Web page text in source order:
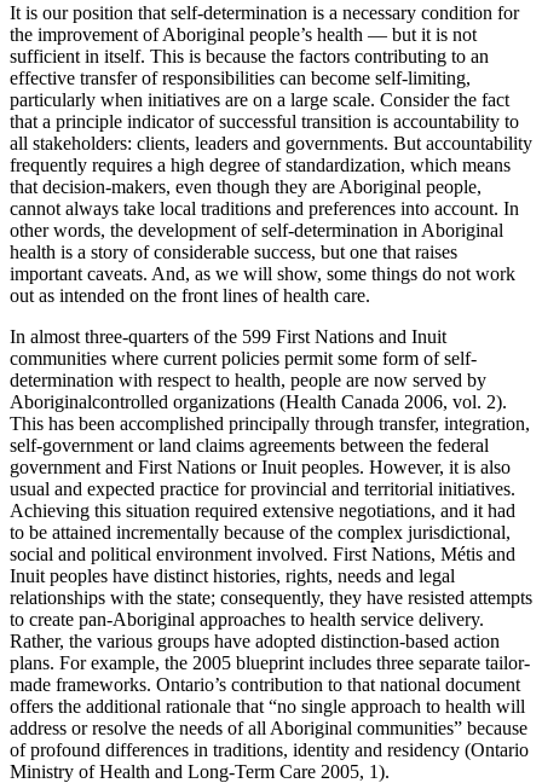
It is our position that self-determination is a necessary condition for
the improvement of Aboriginal people’s health — but it is not
sufficient in itself. This is because the factors contributing to an
effective transfer of responsibilities can become self-limiting,
particularly when initiatives are on a large scale. Consider the fact
that a principle indicator of successful transition is accountability to
all stakeholders: clients, leaders and governments. But accountability
frequently requires a high degree of standardization, which means
that decision-makers, even though they are Aboriginal people,
cannot always take local traditions and preferences into account. In
other words, the development of self-determination in Aboriginal
health is a story of considerable success, but one that raises
important caveats. And, as we will show, some things do not work
out as intended on the front lines of health care.
In almost three-quarters of the 599 First Nations and Inuit
communities where current policies permit some form of self-
determination with respect to health, people are now served by
Aboriginalcontrolled organizations (Health Canada 2006, vol. 2).
This has been accomplished principally through transfer, integration,
self-government or land claims agreements between the federal
government and First Nations or Inuit peoples. However, it is also
usual and expected practice for provincial and territorial initiatives.
Achieving this situation required extensive negotiations, and it had
to be attained incrementally because of the complex jurisdictional,
social and political environment involved. First Nations, Métis and
Inuit peoples have distinct histories, rights, needs and legal
relationships with the state; consequently, they have resisted attempts
to create pan-Aboriginal approaches to health service delivery.
Rather, the various groups have adopted distinction-based action
plans. For example, the 2005 blueprint includes three separate tailor-
made frameworks. Ontario’s contribution to that national document
offers the additional rationale that “no single approach to health will
address or resolve the needs of all Aboriginal communities” because
of profound differences in traditions, identity and residency (Ontario
Ministry of Health and Long-Term Care 2005, 1).